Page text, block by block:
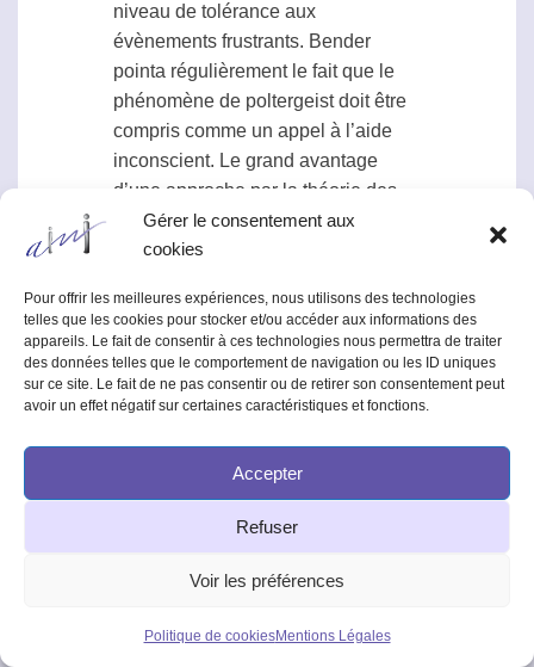
Gérer le consentement aux
cookies
Pour offrir les meilleures expériences, nous utilisons des technologies
telles que les cookies pour stocker et/ou accéder aux informations des
appareils. Le fait de consentir à ces technologies nous permettra de traiter
des données telles que le comportement de navigation ou les ID uniques
sur ce site. Le fait de ne pas consentir ou de retirer son consentement peut
avoir un effet négatif sur certaines caractéristiques et fonctions.
Accepter
Refuser
Voir les préférences
Politique de cookiesMentions Légales
niveau de tolérance aux
évènements frustrants. Bender
pointa régulièrement le fait que le
phénomène de poltergeistdoit être
compris comme un appel à l’aide
inconscient. Le grand avantage
d’une approche par la théorie des
systèmes est qu’il n’est plus
nécessaire de vérifier
phénomène, parce que les
interactions essentielles entre ceux
qui sont impliqués dans le
phénomène et leurs observateurs
inutile d’organiser une chasse après
chaque vol de pierre afin de calculer
est la signification de l’événement
effets normaux que paranormaux.